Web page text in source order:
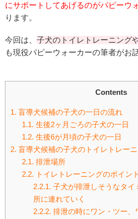
にサポートしてあげるのがパピーウ
ります。
今回は、 子犬のトイレトレーニング
も現役パピーウォーカーの筆者がお
Contents
1. 盲導犬候補の子犬の一日の流れ
1.1. 生後2ヶ月ごろの子犬の一日
1.2. 生後6が月頃の子犬の一日
2. 盲導犬候補の子犬のトイレトレー
2.1. 排泄場所
2.2. トイレトレーニングのポイント
2.2.1. 子犬が排泄しそうなタイ
所に連れていく
2.2.2. 排泄の時にワン・ツー、